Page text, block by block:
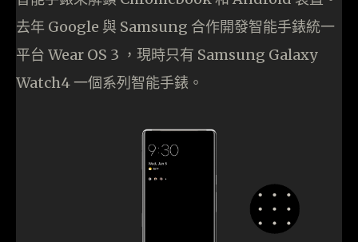
去年 Google 與 Samsung 合作開發智能手錶統一
平台 Wear OS 3 ，現時只有 Samsung Galaxy
Watch4 一個系列智能手錶。